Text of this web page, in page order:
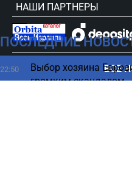
ПОСЛЕДНИЕ
22:50
Выбор хозяина
громким скандалом
ВСЕ
НАШИ ПАРТНЕРЫ
сursorinfo.co.il © Все